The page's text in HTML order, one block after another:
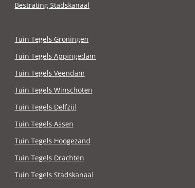
Bestrating Stadskanaal
Tuin Tegels Groningen
Tuin Tegels Appingedam
Tuin Tegels Veendam
Tuin Tegels Winschoten
Tuin Tegels Delfzijl
Tuin Tegels Assen
Tuin Tegels Hoogezand
Tuin Tegels Drachten
Tuin Tegels Stadskanaal